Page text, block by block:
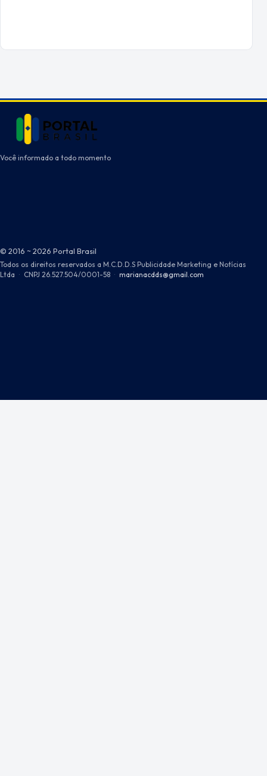
Você informado a todo momento
© 2016 ~ 2026 Portal Brasil
Todos os direitos reservados a M.C.D.D.S Publicidade Marketing e Notícias
Ltda · CNPJ 26.527.504/0001-58 · marianacdds@gmail.com